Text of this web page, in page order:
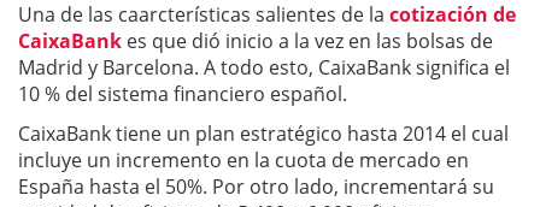
Una de las caarcterísticas salientes de la cotización de
CaixaBank es que dió inicio a la vez en las bolsas de
Madrid y Barcelona. A todo esto, CaixaBank significa el
10 % del sistema financiero español.
CaixaBank tiene un plan estratégico hasta 2014 el cual
incluye un incremento en la cuota de mercado en
España hasta el 50%. Por otro lado, incrementará su